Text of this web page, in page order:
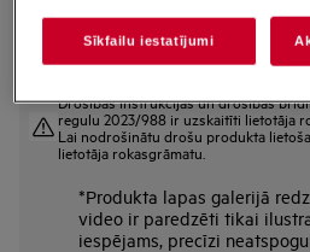
Drošības instrukcijas un drošības
regulu 2023/988 ir uzskaitīti lietotāja
Lai nodrošinātu drošu produkta
lietotāja rokasgrāmatu.
*Produkta lapas galerijā
video ir paredzēti tikai
iespējams, precīzi
Sīkfailu iestatījumi